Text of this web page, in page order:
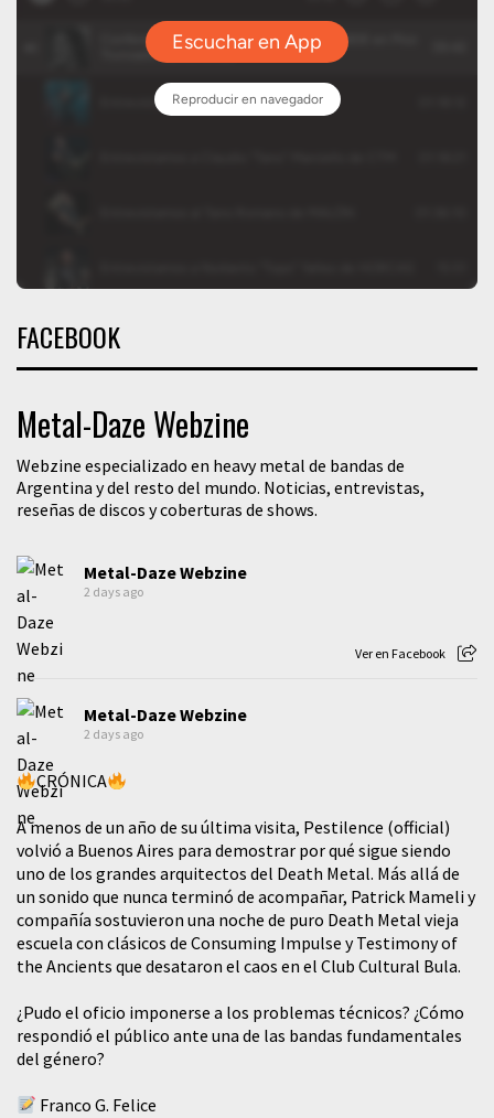
FACEBOOK
Metal-Daze Webzine
Webzine especializado en heavy metal de bandas de
Argentina y del resto del mundo. Noticias, entrevistas,
reseñas de discos y coberturas de shows.
Metal-Daze Webzine
2 days ago
Ver en Facebook
Metal-Daze Webzine
2 days ago
CRÓNICA
A menos de un año de su última visita, Pestilence (official)
volvió a Buenos Aires para demostrar por qué sigue siendo
uno de los grandes arquitectos del Death Metal. Más allá de
un sonido que nunca terminó de acompañar, Patrick Mameli y
compañía sostuvieron una noche de puro Death Metal vieja
escuela con clásicos de Consuming Impulse y Testimony of
the Ancients que desataron el caos en el Club Cultural Bula.
¿Pudo el oficio imponerse a los problemas técnicos? ¿Cómo
respondió el público ante una de las bandas fundamentales
del género?
Franco G. Felice